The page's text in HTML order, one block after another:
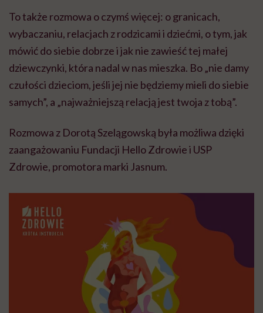
To także rozmowa o czymś więcej: o granicach,
wybaczaniu, relacjach z rodzicami i dziećmi, o tym, jak
mówić do siebie dobrze i jak nie zawieść tej małej
dziewczynki, która nadal w nas mieszka. Bo „nie damy
czułości dzieciom, jeśli jej nie będziemy mieli do siebie
samych”, a „najważniejszą relacją jest twoja z tobą”.
Rozmowa z Dorotą Szelągowską była możliwa dzięki
zaangażowaniu Fundacji Hello Zdrowie i USP
Zdrowie, promotora marki Jasnum.